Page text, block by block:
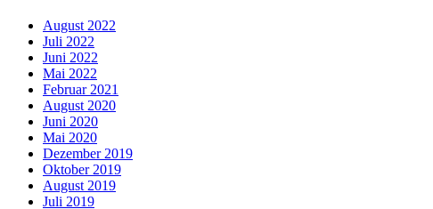
August 2022
Juli 2022
Juni 2022
Mai 2022
Februar 2021
August 2020
Juni 2020
Mai 2020
Dezember 2019
Oktober 2019
August 2019
Juli 2019